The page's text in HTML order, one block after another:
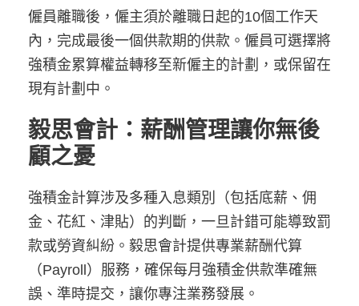
僱員離職後，僱主須於離職日起的10個工作天
內，完成最後一個供款期的供款。僱員可選擇將
強積金累算權益轉移至新僱主的計劃，或保留在
現有計劃中。
毅思會計：薪酬管理讓你無後
顧之憂
強積金計算涉及多種入息類別（包括底薪、佣
金、花紅、津貼）的判斷，一旦計錯可能導致罰
款或勞資糾紛。毅思會計提供專業薪酬代算
（Payroll）服務，確保每月強積金供款準確無
誤、準時提交，讓你專注業務發展。